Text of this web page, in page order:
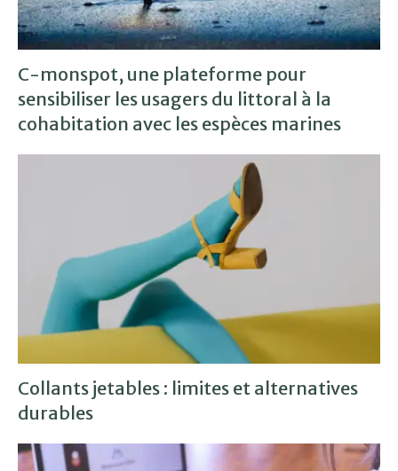
C-monspot, une plateforme pour
sensibiliser les usagers du littoral à la
cohabitation avec les espèces marines
Collants jetables : limites et alternatives
durables